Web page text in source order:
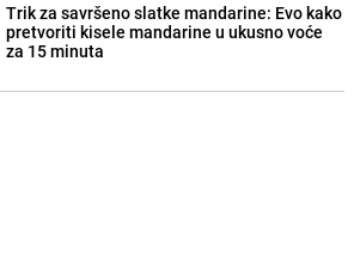
Trik za savršeno slatke mandarine: Evo kako
pretvoriti kisele mandarine u ukusno voće
za 15 minuta